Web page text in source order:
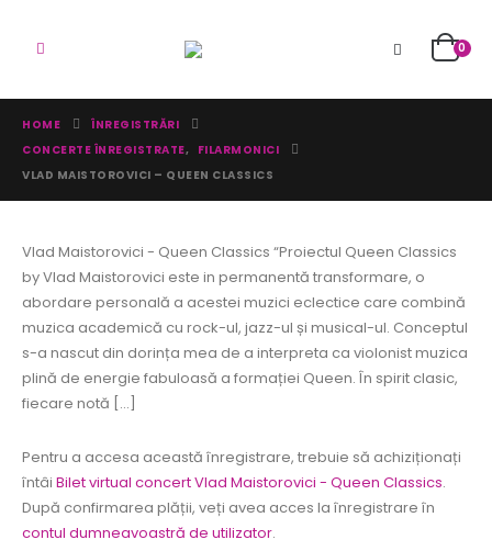
0
HOME
ÎNREGISTRĂRI
CONCERTE ÎNREGISTRATE, FILARMONICI
VLAD MAISTOROVICI – QUEEN CLASSICS
Vlad Maistorovici - Queen Classics “Proiectul Queen Classics
by Vlad Maistorovici este in permanentă transformare, o
abordare personală a acestei muzici eclectice care combină
muzica academică cu rock-ul, jazz-ul și musical-ul. Conceptul
s-a nascut din dorința mea de a interpreta ca violonist muzica
plină de energie fabuloasă a formației Queen. În spirit clasic,
fiecare notă [...]
Pentru a accesa această înregistrare, trebuie să achiziționați
întâi Bilet virtual concert Vlad Maistorovici - Queen Classics.
După confirmarea plății, veți avea acces la înregistrare în
contul dumneavoastră de utilizator.